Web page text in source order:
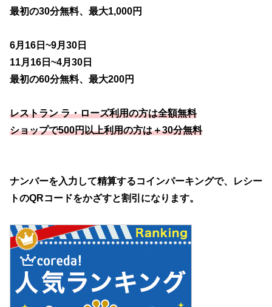
最初の30分無料、最大1,000円
6月16日~9月30日
11月16日~4月30日
最初の60分無料、最大200円
レストラン ラ・ローズ利用の方は全額無料
ショップで500円以上利用の方は＋30分無料
ナンバーを入力して精算するコインパーキングで、レシー
トのQRコードをかざすと割引になります。